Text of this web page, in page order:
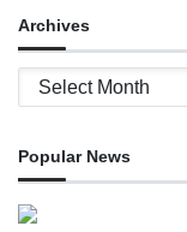
Archives
Archives
Popular News